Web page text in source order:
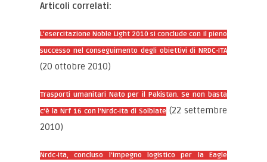
Articoli correlati:
L’esercitazione Noble Light 2010 si conclude con il pieno
successo nel conseguimento degli obiettivi di NRDC-ITA
(20 ottobre 2010)
Trasporti umanitari Nato per il Pakistan. Se non basta
c’è la Nrf 16 con l’Nrdc-Ita di Solbiate (22 settembre
2010)
Nrdc-Ita, concluso l’impegno logistico per la Eagle